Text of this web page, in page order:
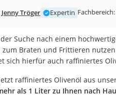
Jenny Tröger Expertin Fachbereich:
Suche nach einem
zum Braten und Frittieren
sich hierfür auch raffiniertes
raffiniertes Olivenöl aus
als 1 Liter zu Ihnen nach